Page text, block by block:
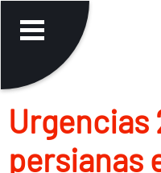
Urgencias
persianas